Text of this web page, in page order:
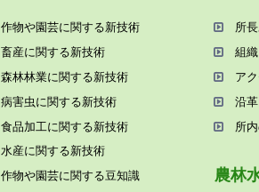
作物や園芸に関する新技術
畜産に関する新技術
森林林業に関する新技術
病害⾍に関する新技術
⾷品加⼯に関する新技術
⽔産に関する新技術
作物や園芸に関する⾖知識
所
組
ア
沿⾰
所
農林